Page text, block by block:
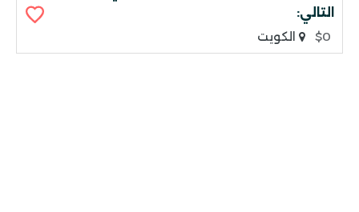
التالي:
$0
الكويت